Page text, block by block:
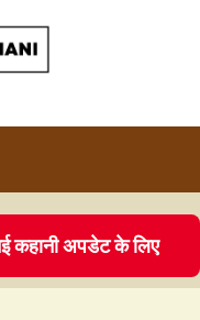
कहानी अपडेट के लिए